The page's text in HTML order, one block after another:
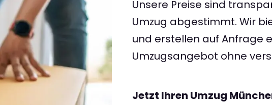
Unsere Preise sind
Umzug abgestimmt. Wir
und erstellen auf Anfrage
Umzugsangebot ohne
Jetzt Ihren Umzug